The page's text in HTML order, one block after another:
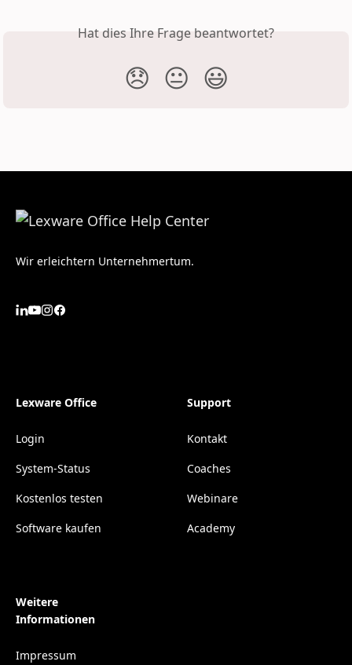
Hat dies Ihre Frage beantwortet?
😞 😐 😃
Wir erleichtern Unternehmertum.
Lexware Office
Login
System-Status
Kostenlos testen
Software kaufen
Support
Kontakt
Coaches
Webinare
Academy
Weitere
Informationen
Impressum